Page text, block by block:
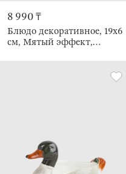
8 990 ₸
Блюдо декоративное, 19х6
см, Мятый эффект,